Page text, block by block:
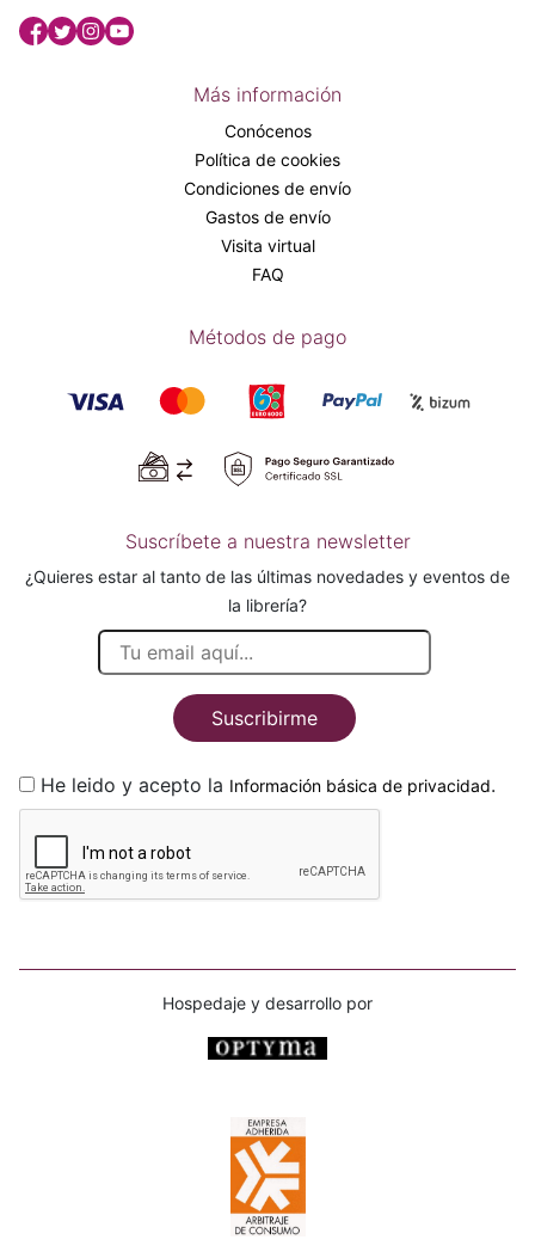
Más información
Conócenos
Política de cookies
Condiciones de envío
Gastos de envío
Visita virtual
FAQ
Métodos de pago
Suscríbete a nuestra newsletter
¿Quieres estar al tanto de las últimas novedades y eventos de
la librería?
Suscribirme
He leido y acepto la Información básica de privacidad.
Hospedaje y desarrollo por